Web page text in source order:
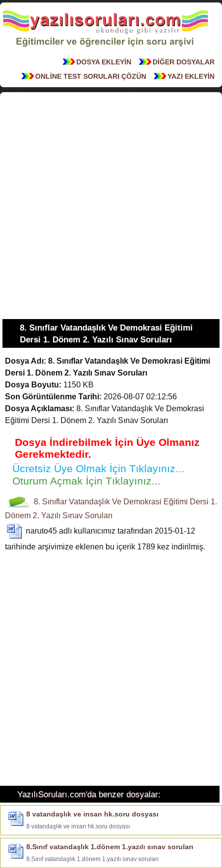
DİĞER DOSYALAR
DOSYA EKLEYİN
YAZI EKLEYİN
ONLİNE TEST SORULARI ÇÖZÜN
8. Sınıflar Vatandaşlık Ve Demokrasi Eğitimi
Dersi 1. Dönem 2. Yazılı Sınav Soruları
Dosya Adı: 8. Sınıflar Vatandaşlık Ve Demokrasi Eğitimi
Dersi 1. Dönem 2. Yazılı Sınav Soruları
Dosya Boyutu: 1150 KB
Son Görüntülenme Tarihi: 2026-08-07 02:12:56
Dosya Açıklaması: 8. Sınıflar Vatandaşlık Ve Demokrasi
Eğitimi Dersi 1. Dönem 2. Yazılı Sınav Soruları
Dosya İndirebilmek İçin Üye Olmanız
Gerekmektedir.
Ücretsiz Üye Olmak İçin Tıklayınız...
Oturum Açmak İçin Tıklayınız...
8. Sınıflar Vatandaşlık Ve Demokrasi Eğitimi Dersi 1.
Dönem 2. Yazılı Sınav Soruları
naruto45 adlı kullanıcımız tarafından 2015-01-12
tarihinde arşivimize eklenen bu içerik 1789 kez indirilmiş.
YazılıSoruları.com'da benzer dosyalar:
8 vatandaşlık ve insan hk.soru dosyası
8 vatandaşlık ve insan hk.soru dosyası
8.Sınıf vatandaşlık 1.dönem 1.yazılı sınav soruları
8.Sınıf vatandaşlık 1.dönem 1.yazılı sınav soruları